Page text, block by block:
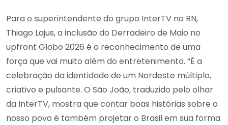
Para o superintendente do grupo InterTV no RN,
Thiago Lajus, a inclusão do Derradeiro de Maio no
upfront Globo 2026 é o reconhecimento de uma
força que vai muito além do entretenimento. “É a
celebração da identidade de um Nordeste múltiplo,
criativo e pulsante. O São João, traduzido pelo olhar
da InterTV, mostra que contar boas histórias sobre o
nosso povo é também projetar o Brasil em sua forma